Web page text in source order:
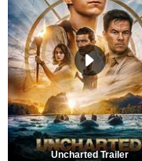
Uncharted Trailer